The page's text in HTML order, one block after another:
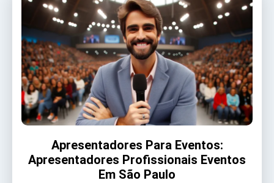
Apresentadores Para Eventos:
Apresentadores Profissionais Eventos
Em São Paulo